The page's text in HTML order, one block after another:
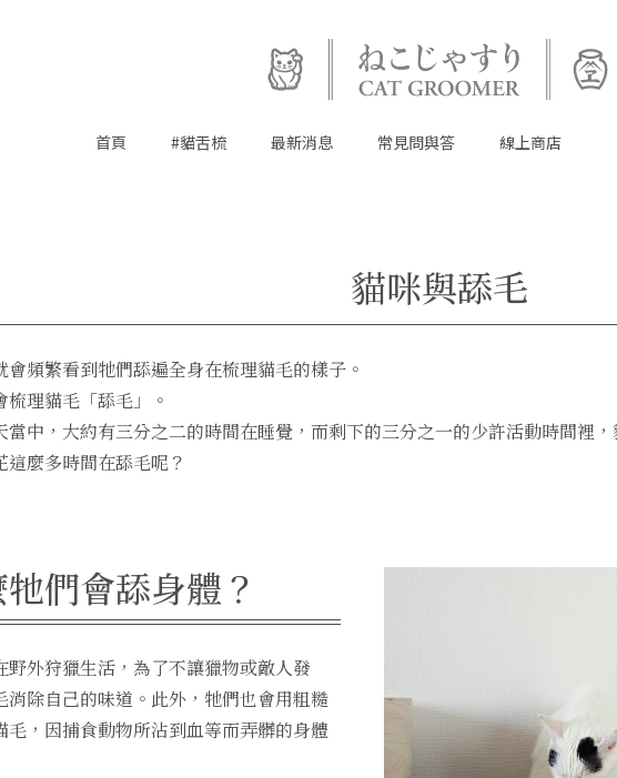
首頁 #貓舌梳 最新消息 常見問與答 線上商店
貓咪與舔毛
會頻繁看到牠們舔遍全身在梳理貓毛的樣子。
梳理貓毛「舔毛」。
當中，大約有三分之二的時間在睡覺，而剩下的三分之一的少許活動時間裡
這麼多時間在舔毛呢？
們會舔身體？
野外狩獵生活，為了不讓獵物或敵人發
消除自己的味道。此外，牠們也會用粗糙
毛，因捕食動物所沾到血等而弄髒的身體